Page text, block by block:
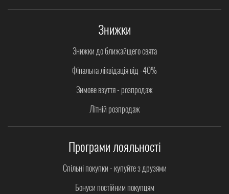
Знижки
Знижки до ближайщего свята
Фінальна ліквідація від -40%
Зимове взуття - розпродаж
Літній розпродаж
Програми лояльності
Спільні покупки - купуйте з друзями
Бонуси постійним покупцям